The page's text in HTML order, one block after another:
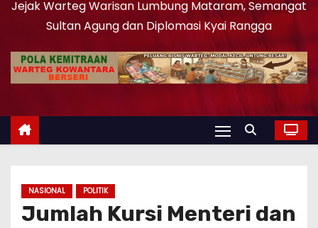
Jejak Warteg Warisan Lumbung Mataram, Semangat
Sultan Agung dan Diplomasi Kyai Rangga
NASIONAL POLITIK
Jumlah Kursi Menteri dan